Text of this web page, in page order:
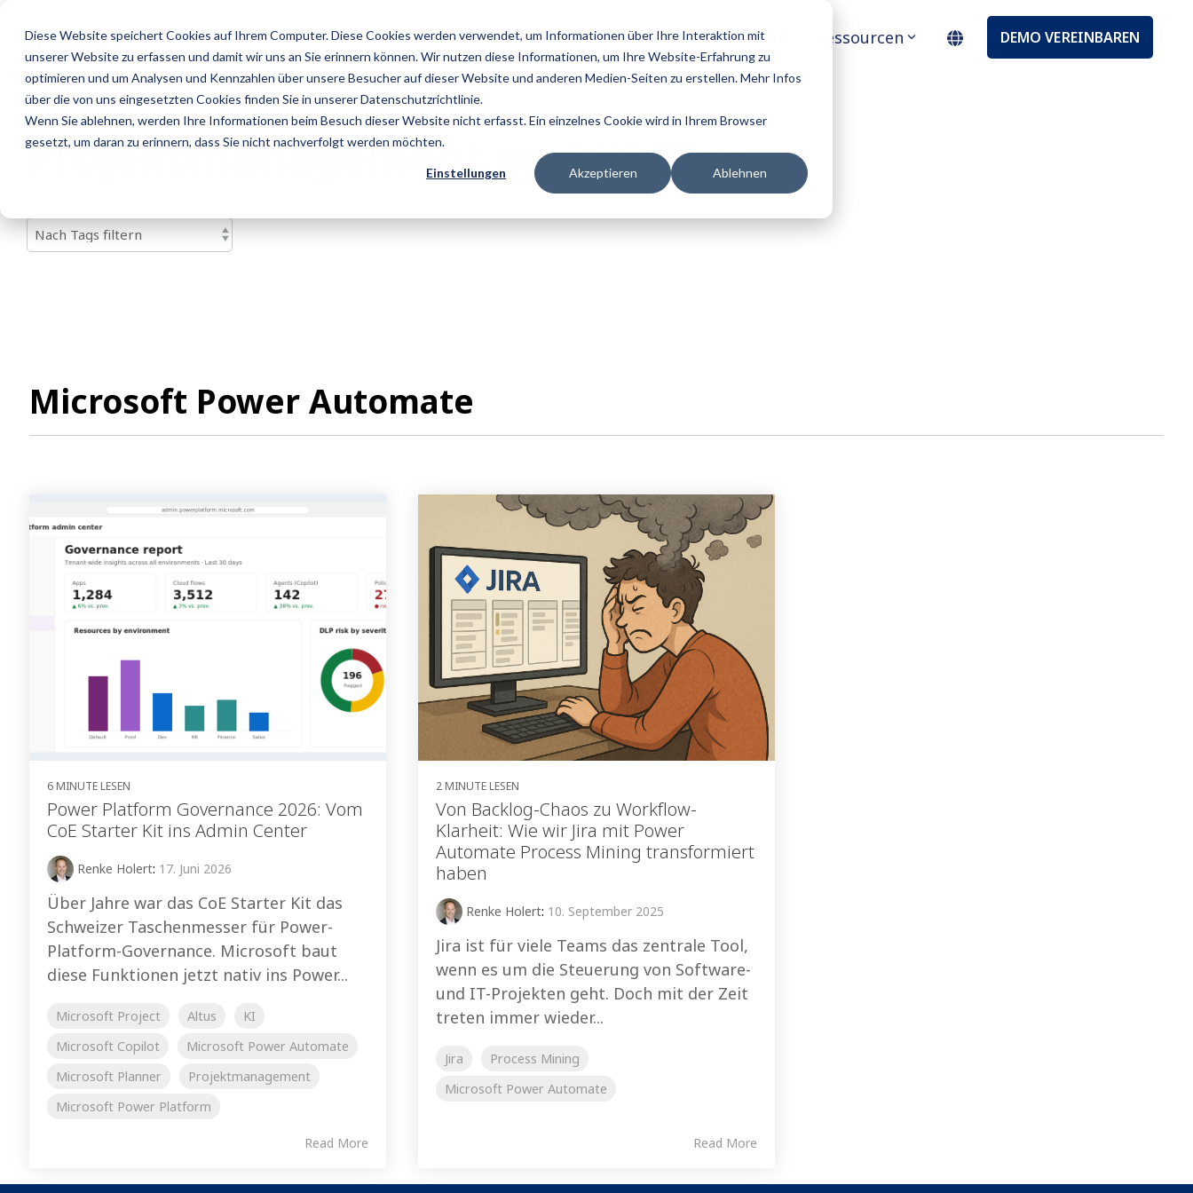
Diese Website speichert Cookies auf Ihrem Computer. Diese Cookies werden verwendet, um Informationen über Ihre Interaktion mit
unserer Website zu erfassen und damit wir uns an Sie erinnern können. Wir nutzen diese Informationen, um Ihre Website-Erfahrung zu
optimieren und um Analysen und Kennzahlen über unsere Besucher auf dieser Website und anderen Medien-Seiten zu erstellen. Mehr Infos
über die von uns eingesetzten Cookies finden Sie in unserer Datenschutzrichtlinie.
Wenn Sie ablehnen, werden Ihre Informationen beim Besuch dieser Website nicht erfasst. Ein einzelnes Cookie wird in Ihrem Browser
gesetzt, um daran zu erinnern, dass Sie nicht nachverfolgt werden möchten.
Einstellungen Akzeptieren Ablehnen
the
main
content.
Home Pakete Events Referenzen Über uns Kontakt Ressourcen DEMO VEREINBAREN
Projektmanagement und KI Blog
Microsoft Power Automate
6 MINUTE LESEN
Power Platform Governance 2026: Vom
CoE Starter Kit ins Admin Center
Renke Holert: 17. Juni 2026
Über Jahre war das CoE Starter Kit das
Schweizer Taschenmesser für Power-
Platform-Governance. Microsoft baut
diese Funktionen jetzt nativ ins Power...
Microsoft Project Altus
KI
Microsoft Copilot
Microsoft Power Automate
Microsoft Planner
Projektmanagement
Microsoft Power Platform
Read More
2 MINUTE LESEN
Von Backlog-Chaos zu Workflow-
Klarheit: Wie wir Jira mit Power
Automate Process Mining transformiert
haben
Renke Holert: 10. September 2025
Jira ist für viele Teams das zentrale Tool,
wenn es um die Steuerung von Software-
und IT-Projekten geht. Doch mit der Zeit
treten immer wieder...
Jira
Process Mining
Microsoft Power Automate
Read More